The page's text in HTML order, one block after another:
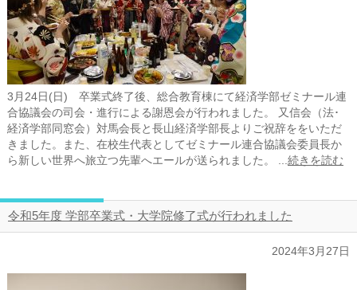
3月24日(日) 卒業式終了後、総合教育棟にて経済学部ゼミナール連
合協議会の司会・進行による謝恩会が行われました。 又信会（法･
経済学部同窓会）対馬会長と長山経済学部長よりご祝辞ををいただ
きました。また、在校生代表としてゼミナール連合協議会委員長か
ら新しい世界へ旅立つ先輩へエールが送られました。 ... 続きを読む
令和5年度 学部卒業式・大学院修了式が行われました
2024年3月27日